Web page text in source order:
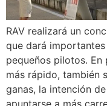
RAV realizará un
que dará
pequeños pilotos.
más rápido, también
ganas, la intención